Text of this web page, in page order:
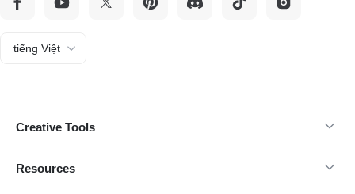
tiếng Việt
Creative Tools
Resources